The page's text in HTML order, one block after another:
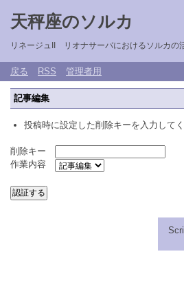
天秤座のソルカ
リネージュII リオナサーバにおけるソルカの
戻る RSS 管理者用
記事編集
投稿時に設定した削除キーを入力してく
削除キー
作業内容